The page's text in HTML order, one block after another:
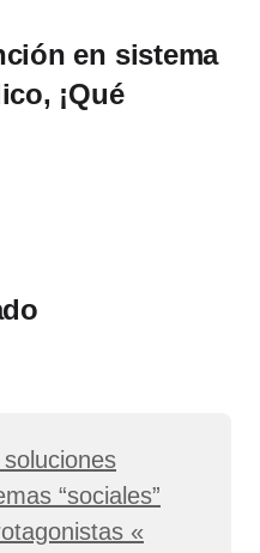
en sistema
¡Qué
“sociales”
«